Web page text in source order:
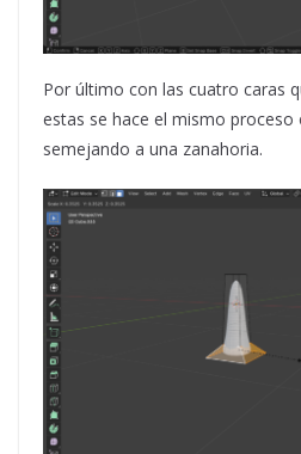
Por último con las cuatro caras
estas se hace el mismo
semejando a una zanahoria.